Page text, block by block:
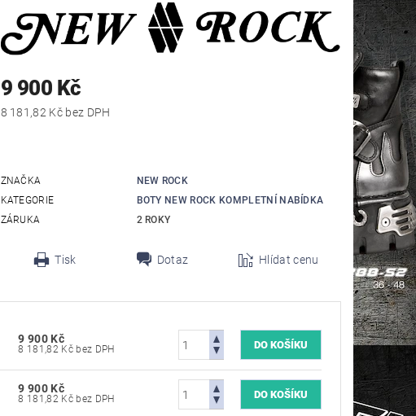
9 900 Kč
8 181,82 Kč bez DPH
ZNAČKA
NEW ROCK
KATEGORIE
BOTY NEW ROCK KOMPLETNÍ NABÍDKA
ZÁRUKA
2 ROKY
Tisk Dotaz Hlídat cenu
9 900 Kč
8 181,82 Kč bez DPH
9 900 Kč
8 181,82 Kč bez DPH